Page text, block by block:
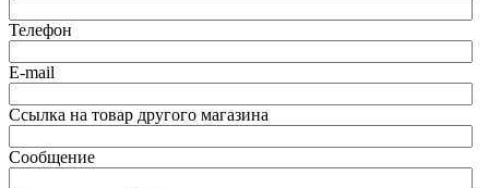
Телефон
E-mail
Ссылка на товар другого магазина
Сообщение